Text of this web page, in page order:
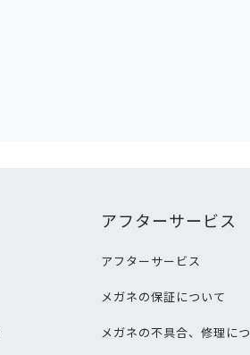
アフターサービス
アフターサービス
メガネの保証について
メガネの不具合、修理に